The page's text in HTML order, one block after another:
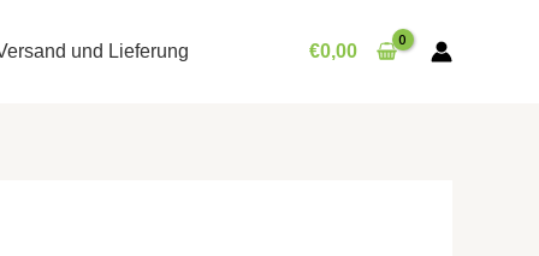
und Lieferung €0,00